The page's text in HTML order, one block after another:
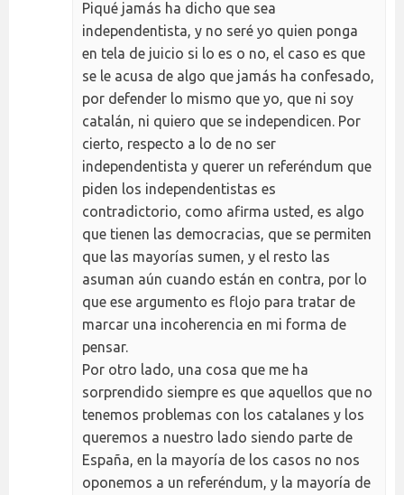
Piqué jamás ha dicho que sea
independentista, y no seré yo quien ponga
en tela de juicio si lo es o no, el caso es que
se le acusa de algo que jamás ha confesado,
por defender lo mismo que yo, que ni soy
catalán, ni quiero que se independicen. Por
cierto, respecto a lo de no ser
independentista y querer un referéndum que
piden los independentistas es
contradictorio, como afirma usted, es algo
que tienen las democracias, que se permiten
que las mayorías sumen, y el resto las
asuman aún cuando están en contra, por lo
que ese argumento es flojo para tratar de
marcar una incoherencia en mi forma de
pensar.
Por otro lado, una cosa que me ha
sorprendido siempre es que aquellos que no
tenemos problemas con los catalanes y los
queremos a nuestro lado siendo parte de
España, en la mayoría de los casos no nos
oponemos a un referéndum, y la mayoría de